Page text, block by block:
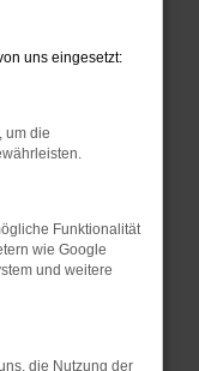
Top
Seat Ibiza
uns eingesetzt:
um die
Funktionalität
wie Google
und weitere
die Nutzung der